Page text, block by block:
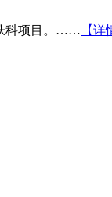
科项目。…… 【详